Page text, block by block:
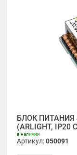
БЛОК ПИТАНИЯ
(ARLIGHT,
в наличии
Артикул:050091